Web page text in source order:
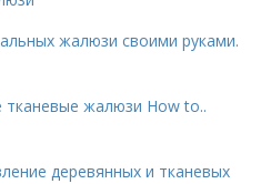
жалюзи своими руками.
тканевые жалюзи How to..
деревянных и тканевых